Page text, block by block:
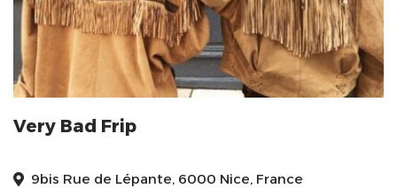
Very Bad Frip
9bis Rue de Lépante, 6000 Nice, France